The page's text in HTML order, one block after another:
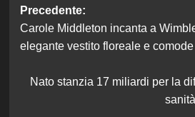
Navigazione
articolo
Precedente:
Carole Middleton incanta a
elegante vestito floreale e
Nato stanzia 17 miliardi per la